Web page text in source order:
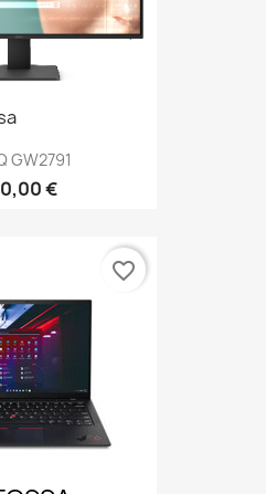
GW2791
€
favorite_border